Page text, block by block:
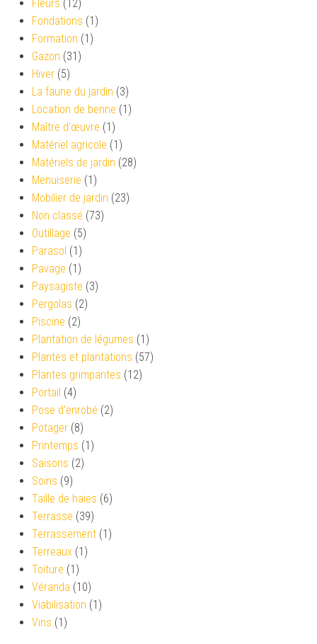
Fleurs (12)
Fondations (1)
Formation (1)
Gazon (31)
Hiver (5)
La faune du jardin (3)
Location de benne (1)
Maître d'œuvre (1)
Matériel agricole (1)
Matériels de jardin (28)
Menuiserie (1)
Mobilier de jardin (23)
Non classé (73)
Outillage (5)
Parasol (1)
Pavage (1)
Paysagiste (3)
Pergolas (2)
Piscine (2)
Plantation de légumes (1)
Plantes et plantations (57)
Plantes grimpantes (12)
Portail (4)
Pose d'enrobé (2)
Potager (8)
Printemps (1)
Saisons (2)
Soins (9)
Taille de haies (6)
Terrasse (39)
Terrassement (1)
Terreaux (1)
Toiture (1)
Véranda (10)
Viabilisation (1)
Vins (1)